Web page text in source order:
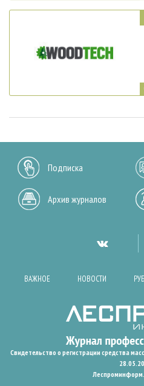
Подписка
Архив журналов
ВАЖНОЕ НОВОСТИ
Свидетельство о регистрации средства
Леспроминформ.